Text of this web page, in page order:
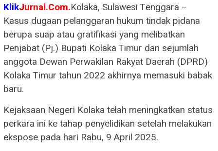
KlikJurnal.Com.Kolaka, Sulawesi Tenggara –
Kasus dugaan pelanggaran hukum tindak pidana
berupa suap atau gratifikasi yang melibatkan
Penjabat (Pj.) Bupati Kolaka Timur dan sejumlah
anggota Dewan Perwakilan Rakyat Daerah (DPRD)
Kolaka Timur tahun 2022 akhirnya memasuki babak
baru.
Kejaksaan Negeri Kolaka telah meningkatkan status
perkara ini ke tahap penyelidikan setelah melakukan
ekspose pada hari Rabu, 9 April 2025.